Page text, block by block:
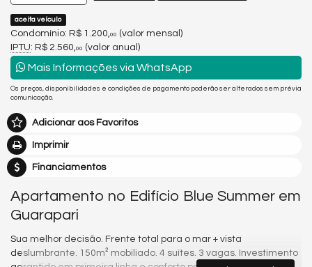
aceita veículo
Condomínio: R$ 1.200, 00 (valor mensal)
IPTU: R$ 2.560, 00 (valor anual)
Mais Informações via WhatsApp
Os preços, disponibilidades e condições de pagamento poderão ser alterados sem prévia
comunicação.
Adicionar aos Favoritos
Imprimir
Financiamentos
Apartamento no Edifício Blue Summer em
Guarapari
Sua melhor decisão. Frente total para o mar + vista
deslumbrante. 150m² mobiliado. 4 suítes. 3 vagas. Investimento